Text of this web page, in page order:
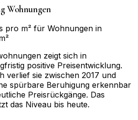
Wohnungen
pro m² für Wohnungen in
zeigt sich in
positive Preisentwicklung.
verlief sie zwischen 2017 und
spürbare Beruhigung erkennbar
Preisrückgänge. Das
das Niveau bis heute.